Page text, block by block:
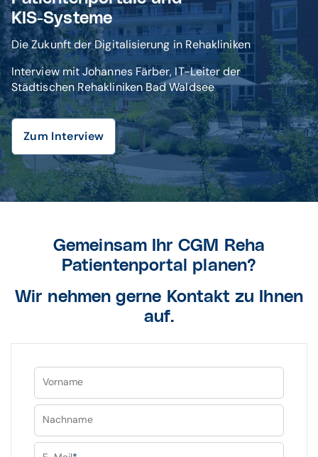
KIS-Systeme
Die Zukunft der Digitalisierung in Rehakliniken
Interview mit Johannes Färber, IT-Leiter der
Städtischen Rehakliniken Bad Waldsee
Zum Interview
Gemeinsam Ihr CGM Reha
Patientenportal planen?
Wir nehmen gerne Kontakt zu Ihnen
auf.
Vorname
Nachname